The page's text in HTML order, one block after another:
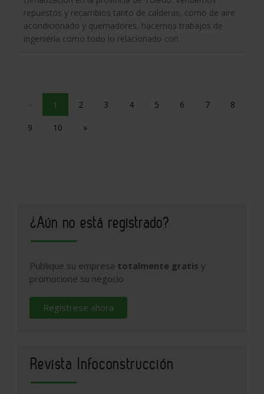
repuestos y recambios tanto de calderas, como de aire
acondicionado y quemadores, hacemos trabajos de
ingeniería como todo lo relacionado con
1 2 3 4 5 6 7 8
9 10 »
¿Aún no está registrado?
Publique su empresa totalmente gratis y
promocione su negocio
Regístrese ahora
Revista Infoconstrucción